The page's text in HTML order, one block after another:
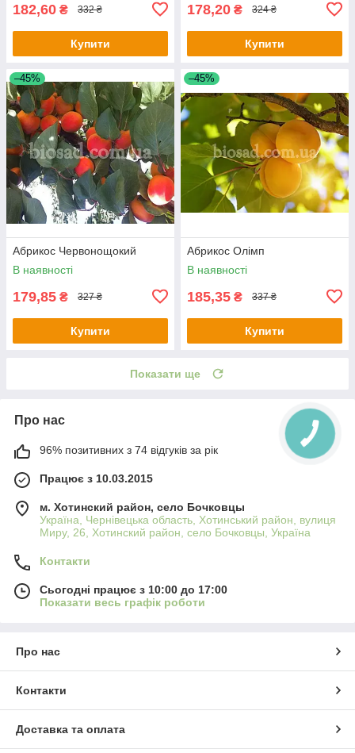
182,60 ₴ 332 ₴
Купити
178,20 ₴ 324 ₴
Купити
–45%
Абрикос Червонощокий
В наявності
179,85 ₴ 327 ₴
Купити
–45%
Абрикос Олімп
В наявності
185,35 ₴ 337 ₴
Купити
Показати ще
Про нас
96% позитивних з 74 відгуків за рік
Працює з 10.03.2015
м. Хотинский район, село Бочковцы
Україна, Чернівецька область, Хотинський район, вулиця
Миру, 26, Хотинский район, село Бочковцы, Україна
Контакти
Сьогодні працює з 10:00 до 17:00
Показати весь графік роботи
Про нас
Контакти
Доставка та оплата